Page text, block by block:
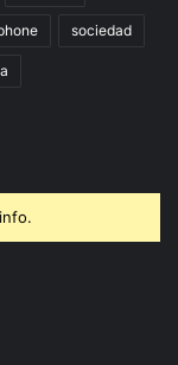
sociedad